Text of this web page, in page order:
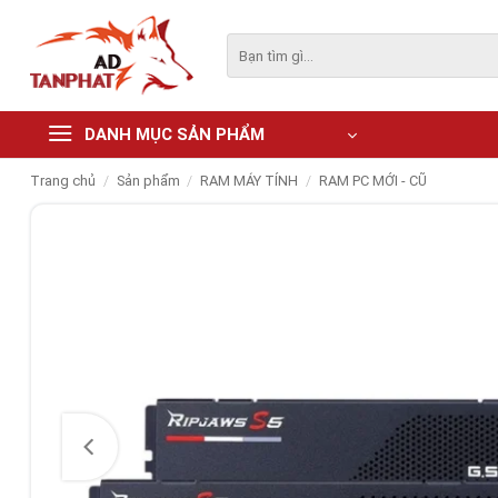
content
kiếm:
DANH MỤC SẢN PHẨM
Trang chủ / Sản phẩm / RAM MÁY TÍNH / RAM PC MỚI - CŨ